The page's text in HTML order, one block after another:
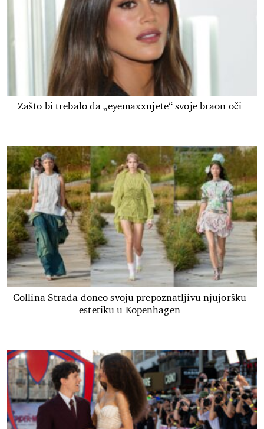
Zašto bi trebalo da „eyemaxxujete“ svoje braon oči
Collina Strada doneo svoju prepoznatljivu njujoršku
estetiku u Kopenhagen